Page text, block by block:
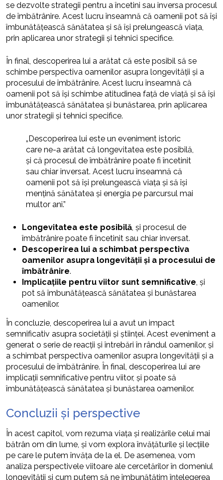
se dezvolte strategii pentru a încetini sau inversa procesul
de îmbătrânire. Acest lucru înseamnă că oamenii pot să își
îmbunătățească sănătatea și să își prelungească viața,
prin aplicarea unor strategii și tehnici specifice.
În final, descoperirea lui a arătat că este posibil să se
schimbe perspectiva oamenilor asupra longevității și a
procesului de îmbătrânire. Acest lucru înseamnă că
oamenii pot să își schimbe atitudinea față de viață și să își
îmbunătățească sănătatea și bunăstarea, prin aplicarea
unor strategii și tehnici specifice.
„Descoperirea lui este un eveniment istoric
care ne-a arătat că longevitatea este posibilă,
și că procesul de îmbătrânire poate fi încetinit
sau chiar inversat. Acest lucru înseamnă că
oamenii pot să își prelungească viața și să își
mențină sănătatea și energia pe parcursul mai
multor ani.”
Longevitatea este posibilă, și procesul de
îmbătrânire poate fi încetinit sau chiar inversat.
Descoperirea lui a schimbat perspectiva
oamenilor asupra longevității și a procesului de
îmbătrânire.
Implicațiile pentru viitor sunt semnificative, și
pot să îmbunătățească sănătatea și bunăstarea
oamenilor.
În concluzie, descoperirea lui a avut un impact
semnificativ asupra societății și științei. Acest eveniment a
generat o serie de reacții și întrebări în rândul oamenilor, și
a schimbat perspectiva oamenilor asupra longevității și a
procesului de îmbătrânire. În final, descoperirea lui are
implicații semnificative pentru viitor, și poate să
îmbunătățească sănătatea și bunăstarea oamenilor.
Concluzii și perspective
În acest capitol, vom rezuma viața și realizările celui mai
bătrân om din lume, și vom explora învățăturile și lecțiile
pe care le putem învăța de la el. De asemenea, vom
analiza perspectivele viitoare ale cercetărilor în domeniul
longevității și cum putem să ne îmbunătățim înțelegerea